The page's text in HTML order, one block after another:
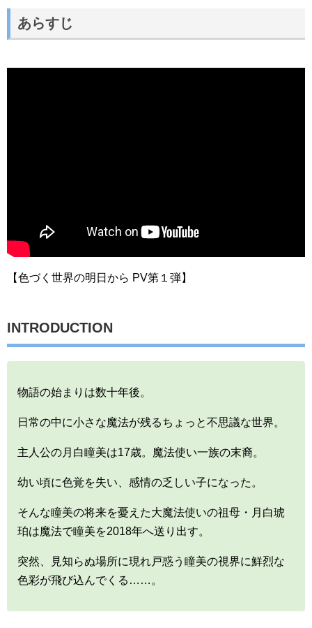
あらすじ
【色づく世界の明日から PV第１弾】
INTRODUCTION
物語の始まりは数十年後。
日常の中に小さな魔法が残るちょっと不思議な世界。
主人公の月白瞳美は17歳。魔法使い一族の末裔。
幼い頃に色覚を失い、感情の乏しい子になった。
そんな瞳美の将来を憂えた大魔法使いの祖母・月白琥
珀は魔法で瞳美を2018年へ送り出す。
突然、見知らぬ場所に現れ戸惑う瞳美の視界に鮮烈な
色彩が飛び込んでくる……。